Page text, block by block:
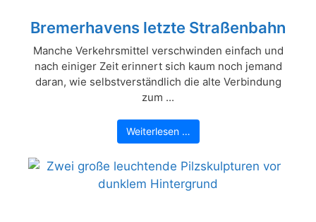
Bremerhavens letzte Straßenbahn
Manche Verkehrsmittel verschwinden einfach und
nach einiger Zeit erinnert sich kaum noch jemand
daran, wie selbstverständlich die alte Verbindung
zum ...
Weiterlesen …